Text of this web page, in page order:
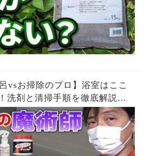
vsお掃除のプロ】浴室はここ
洗剤と清掃手順を徹底解説！